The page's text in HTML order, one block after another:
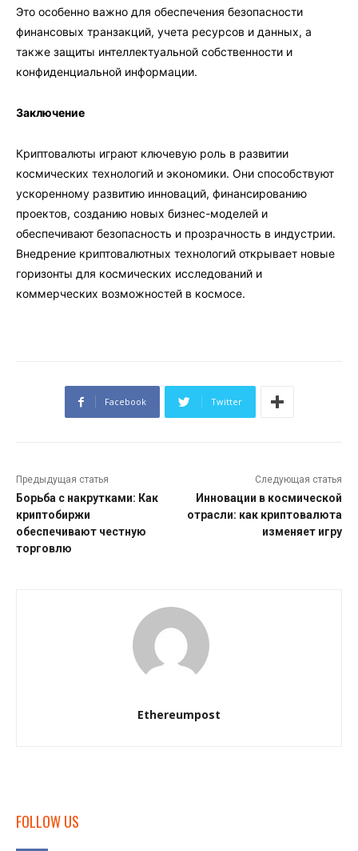
Это особенно важно для обеспечения безопасности
финансовых транзакций, учета ресурсов и данных, а
также защиты интеллектуальной собственности и
конфиденциальной информации.
Заключение
Криптовалюты играют ключевую роль в развитии
космических технологий и экономики. Они способствуют
ускоренному развитию инноваций, финансированию
проектов, созданию новых бизнес-моделей и
обеспечивают безопасность и прозрачность в индустрии.
Внедрение криптовалютных технологий открывает новые
горизонты для космических исследований и
коммерческих возможностей в космосе.
Facebook Twitter
Предыдущая статья
Борьба с накрутками: Как
криптобиржи
обеспечивают честную
торговлю
Следующая статья
Инновации в космической
отрасли: как криптовалюта
изменяет игру
Ethereumpost
FOLLOW US